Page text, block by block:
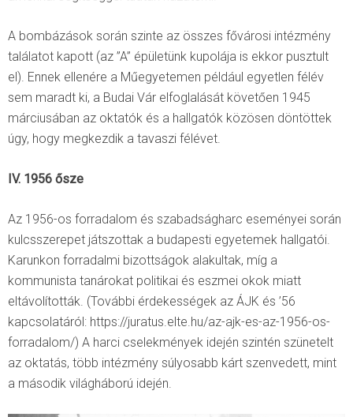
A bombázások során szinte az összes fővárosi intézmény
találatot kapott (az ”A” épületünk kupolája is ekkor pusztult
el). Ennek ellenére a Műegyetemen például egyetlen félév
sem maradt ki, a Budai Vár elfoglalását követően 1945
márciusában az oktatók és a hallgatók közösen döntöttek
úgy, hogy megkezdik a tavaszi félévet.
IV. 1956 ősze
Az 1956-os forradalom és szabadságharc eseményei során
kulcsszerepet játszottak a budapesti egyetemek hallgatói.
Karunkon forradalmi bizottságok alakultak, míg a
kommunista tanárokat politikai és eszmei okok miatt
eltávolították. (További érdekességek az ÁJK és ’56
kapcsolatáról: https://juratus.elte.hu/az-ajk-es-az-1956-os-
forradalom/) A harci cselekmények idején szintén szünetelt
az oktatás, több intézmény súlyosabb kárt szenvedett, mint
a második világháború idején.